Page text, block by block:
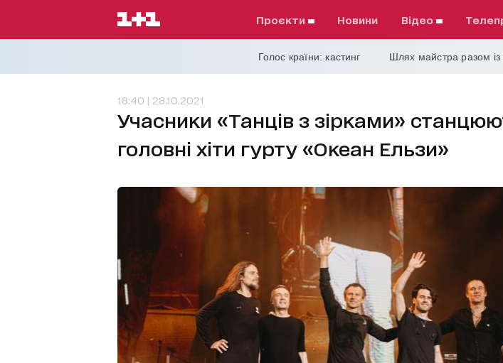
проєкти Новини відео
Голос країни: кастинг Шлях майстра разом
18:40 | 28.10.2021
Учасники «Танців з зірками»
головні хіти гурту «Океан Ельзи»